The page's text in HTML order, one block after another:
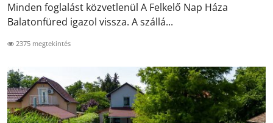
Minden foglalást közvetlenül A Felkelő Nap Háza
Balatonfüred igazol vissza. A szállá...
2375 megtekintés